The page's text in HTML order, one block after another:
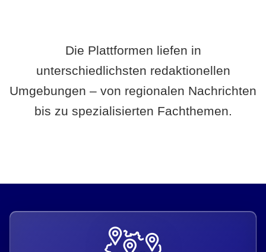
Die Plattformen liefen in
unterschiedlichsten redaktionellen
Umgebungen – von regionalen Nachrichten
bis zu spezialisierten Fachthemen.